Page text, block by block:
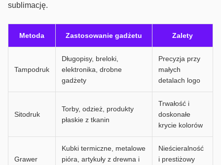
sublimację.
Metoda Zastosowanie gadżetu Zalety
Tampodruk
Długopisy, breloki,
elektronika, drobne
gadżety
Precyzja przy
małych
detalach logo
Sitodruk
Torby, odzież, produkty
płaskie z tkanin
Trwałość i
doskonałe
krycie kolorów
Grawer
Kubki termiczne, metalowe
pióra, artykuły z drewna i
Nieścieralność
i prestiżowy